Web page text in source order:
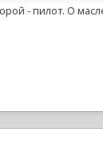
- пилот. О